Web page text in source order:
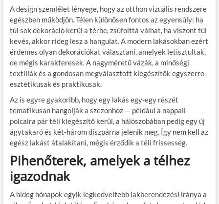
A design szemlélet lényege, hogy az otthon vizuális rendszere
egészben működjön. Télen különösen fontos az egyensúly: ha
túl sok dekoráció kerül a térbe, zsúfolttá válhat, ha viszont túl
kevés, akkor rideg lesz a hangulat. A modern lakásokban ezért
érdemes olyan dekorációkat választani, amelyek letisztultak,
de mégis karakteresek. A nagyméretű vázák, a minőségi
textíliák és a gondosan megválasztott kiegészítők egyszerre
esztétikusak és praktikusak.
Az is egyre gyakoribb, hogy egy lakás egy-egy részét
tematikusan hangolják a szezonhoz — például a nappali
polcaira pár téli kiegészítő kerül, a hálószobában pedig egy új
ágytakaró és két-három díszpárna jelenik meg. Így nem kell az
egész lakást átalakítani, mégis érződik a téli frissesség.
Pihenőterek, amelyek a télhez
igazodnak
A hideg hónapok egyik legkedveltebb lakberendezési iránya a